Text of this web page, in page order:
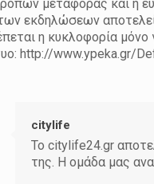
μεταφοράς και η
εκδηλώσεων αποτελεί
η κυκλοφορία μόνο
http://www.ypeka.gr/
citylife
Το citylife24.gr
της. Η ομάδα μας